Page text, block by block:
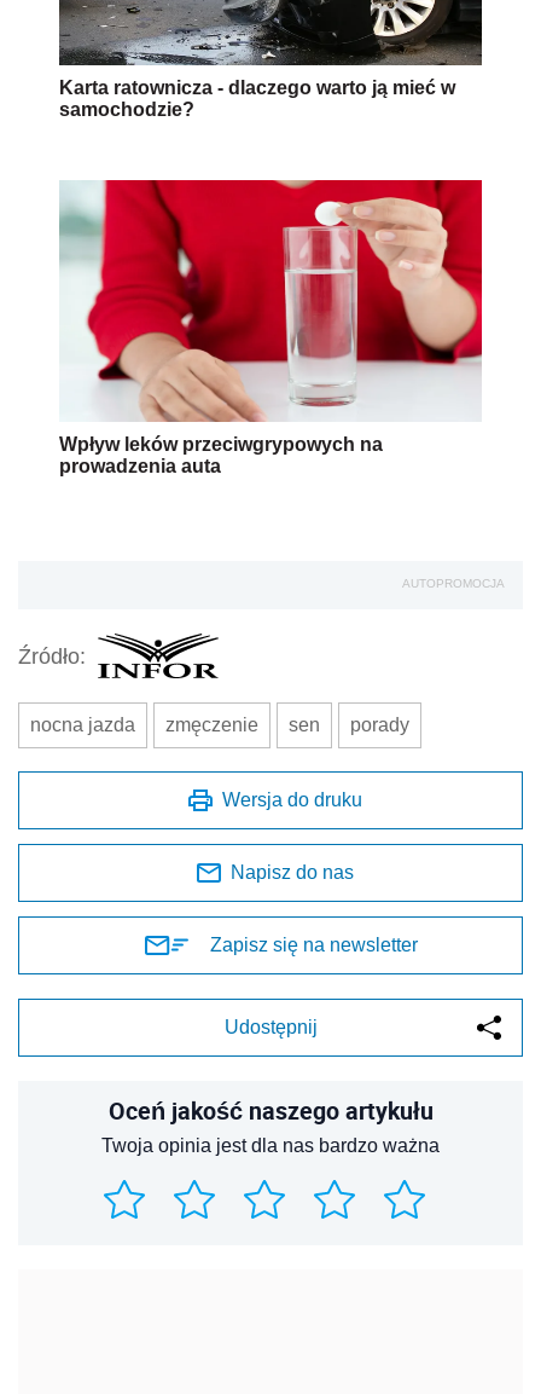
Karta ratownicza - dlaczego warto ją mieć w
samochodzie?
Wpływ leków przeciwgrypowych na
prowadzenia auta
AUTOPROMOCJA
Źródło:
nocna jazda zmęczenie sen porady
Wersja do druku
Napisz do nas
Zapisz się na newsletter
Udostępnij
Oceń jakość naszego artykułu
Twoja opinia jest dla nas bardzo ważna